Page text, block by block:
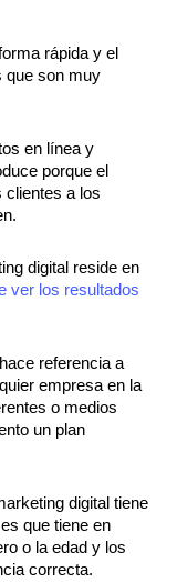
rápida y el
que son muy
en línea y
porque el
clientes a los
digital reside en
ver los resultados
referencia a
empresa en la
o medios
un plan
digital tiene
que tiene en
o la edad y los
correcta.